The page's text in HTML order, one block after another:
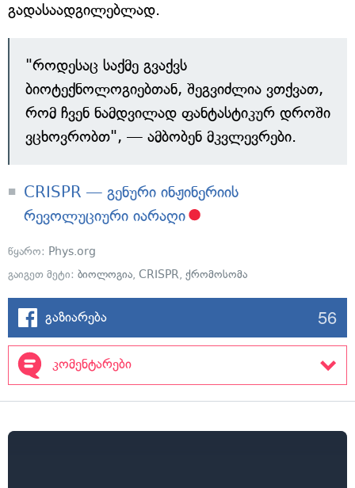
გადასაადგილებლად.
"როდესაც საქმე გვაქვს
ბიოტექნოლოგიებთან, შეგვიძლია ვთქვათ,
რომ ჩვენ ნამდვილად ფანტასტიკურ დროში
ვცხოვრობთ", — ამბობენ მკვლევრები.
CRISPR — გენური ინჟინერიის
რევოლუციური იარაღი
წყარო: Phys.org
გაიგეთ მეტი: ბიოლოგია, CRISPR, ქრომოსომა
გაზიარება 56
კომენტარები